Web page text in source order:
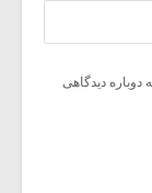
دوباره دیدگاهی